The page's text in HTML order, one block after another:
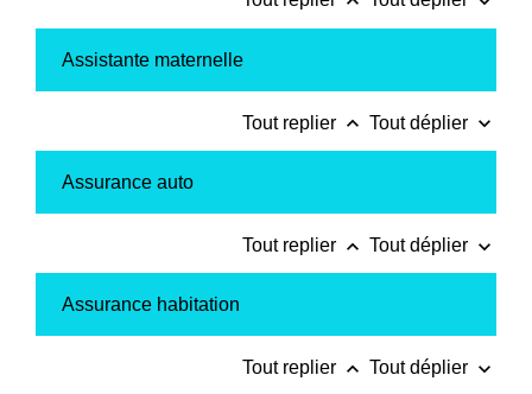
Assistante maternelle
Tout replier keyboard_arrow_up Tout déplier keyboard_arrow_down
Assurance auto
Tout replier keyboard_arrow_up Tout déplier keyboard_arrow_down
Assurance habitation
Tout replier keyboard_arrow_up Tout déplier keyboard_arrow_down